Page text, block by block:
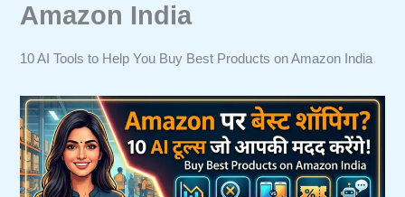
Amazon India
10 AI Tools to Help You Buy Best Products on Amazon India